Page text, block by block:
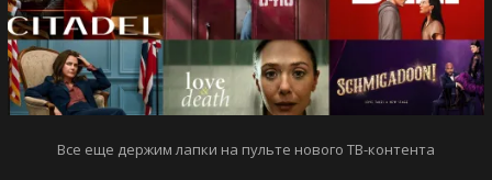
Все еще держим лапки на пульте нового ТВ-контента